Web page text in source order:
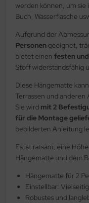
werden können, um
Buch, Wasserflasche
Aufgrund der
Personen geeignet,
bietet einen festen
Stoff widerstandsfähig
Diese Hängematte
Terrassen und
Sie wird mit 2
für die Montage
bebilderten Anleitung
Es ist ratsam, eine
Hängematte und dem
Hängematte für 2
Einstellbar:
Robustes und